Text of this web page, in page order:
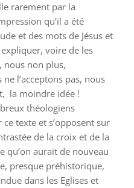
rarement par la
qu’il a été
et des mots de Jésus et
expliquer, voire de les
nous non plus,
l’acceptons pas, nous
la moindre idée !
théologiens
texte et s’opposent sur
de la croix et de la
qu’on aurait de nouveau
presque préhistorique,
dans les Eglises et